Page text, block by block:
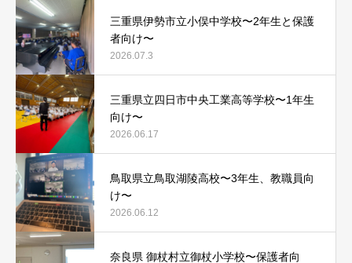
三重県伊勢市立小俣中学校〜2年生と保護
者向け〜
2026.07.3
三重県立四日市中央工業高等学校〜1年生
向け〜
2026.06.17
鳥取県立鳥取湖陵高校〜3年生、教職員向
け〜
2026.06.12
奈良県 御杖村立御杖小学校〜保護者向